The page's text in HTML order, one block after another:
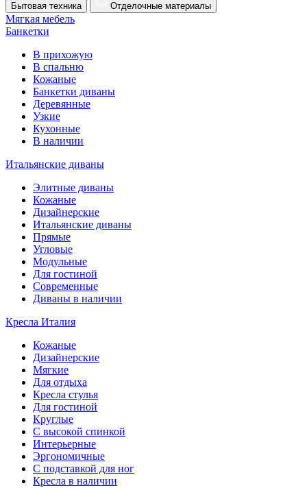
Бытовая техника
Отделочные материалы
Мягкая мебель
Банкетки
В прихожую
В спальню
Кожаные
Банкетки диваны
Деревянные
Узкие
Кухонные
В наличии
Итальянские диваны
Элитные диваны
Кожаные
Дизайнерские
Итальянские диваны
Прямые
Угловые
Модульные
Для гостиной
Современные
Диваны в наличии
Кресла Италия
Кожаные
Дизайнерские
Мягкие
Для отдыха
Кресла стулья
Для гостиной
Круглые
С высокой спинкой
Интерьерные
Эргономичные
С подставкой для ног
Кресла в наличии